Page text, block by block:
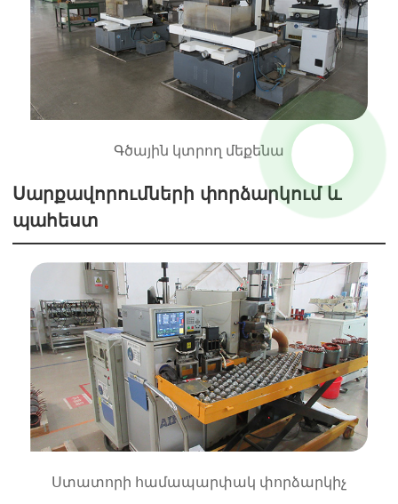
Գծային կտրող մեքենա
Սարքավորումների փորձարկում և
պահեստ
Ստատորի համապարփակ փորձարկիչ